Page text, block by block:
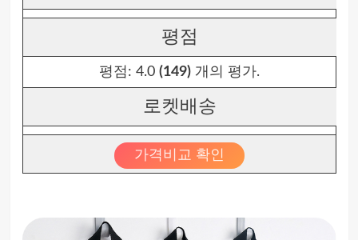
평점
평점: 4.0 (149)개의 평가.
로켓배송
가격비교 확인